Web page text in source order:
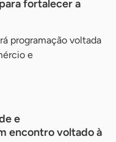
fortalecer a
programação voltada
e
e
encontro voltado à